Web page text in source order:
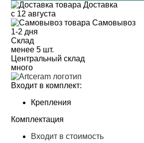
Доставка
с 12 августа
Самовывоз
1-2 дня
Cклад
менее 5 шт.
Центральный склад
много
Входит в комплект:
Крепления
Комплектация
Входит в стоимость